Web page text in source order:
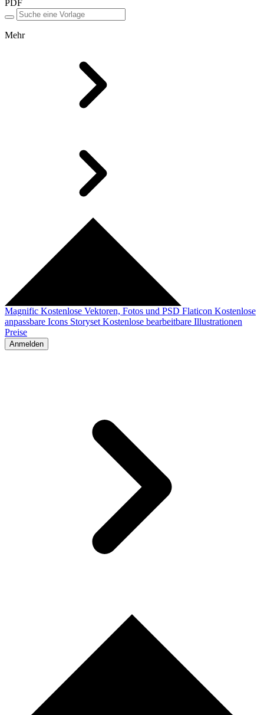
PDF
Mehr
Magnific Kostenlose Vektoren, Fotos und PSD Flaticon Kostenlose
anpassbare Icons Storyset Kostenlose bearbeitbare Illustrationen
Preise
Anmelden